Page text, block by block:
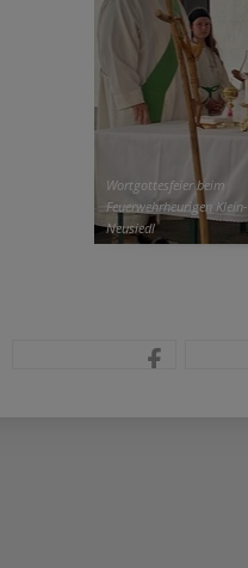
Wortgottesfeier beim
Feuerwehrheurigen Klein-
Neusiedl